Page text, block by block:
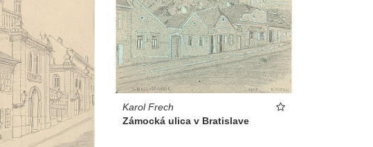
Karol Frech
Zámocká ulica v Bratislave